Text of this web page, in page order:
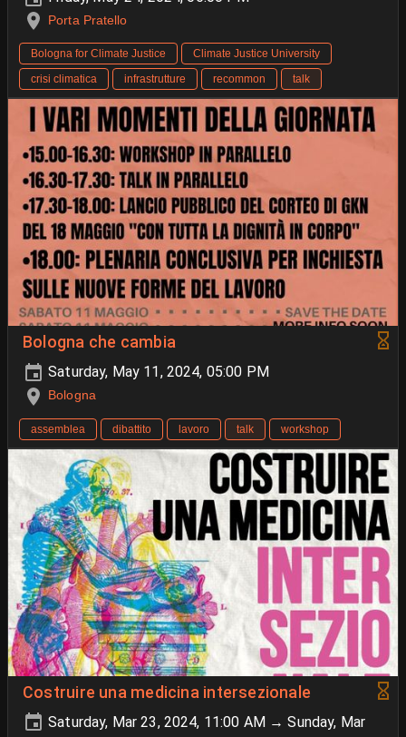
Porta Pratello
Bologna for Climate Justice
Climate Justice University
crisi climatica
infrastrutture recommon talk
Bologna che cambia
Saturday, May 11, 2024, 05:00 PM
Bologna
assemblea dibattito lavoro talk workshop
Costruire una medicina intersezionale
Saturday, Mar 23, 2024, 11:00 AM → Sunday, Mar